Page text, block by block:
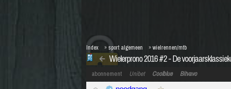
Wielerprono 2016 #2 - De
Index » sport algemeen »wielrennen/mtb
abonnement Unibet Coolblue Bitvavo